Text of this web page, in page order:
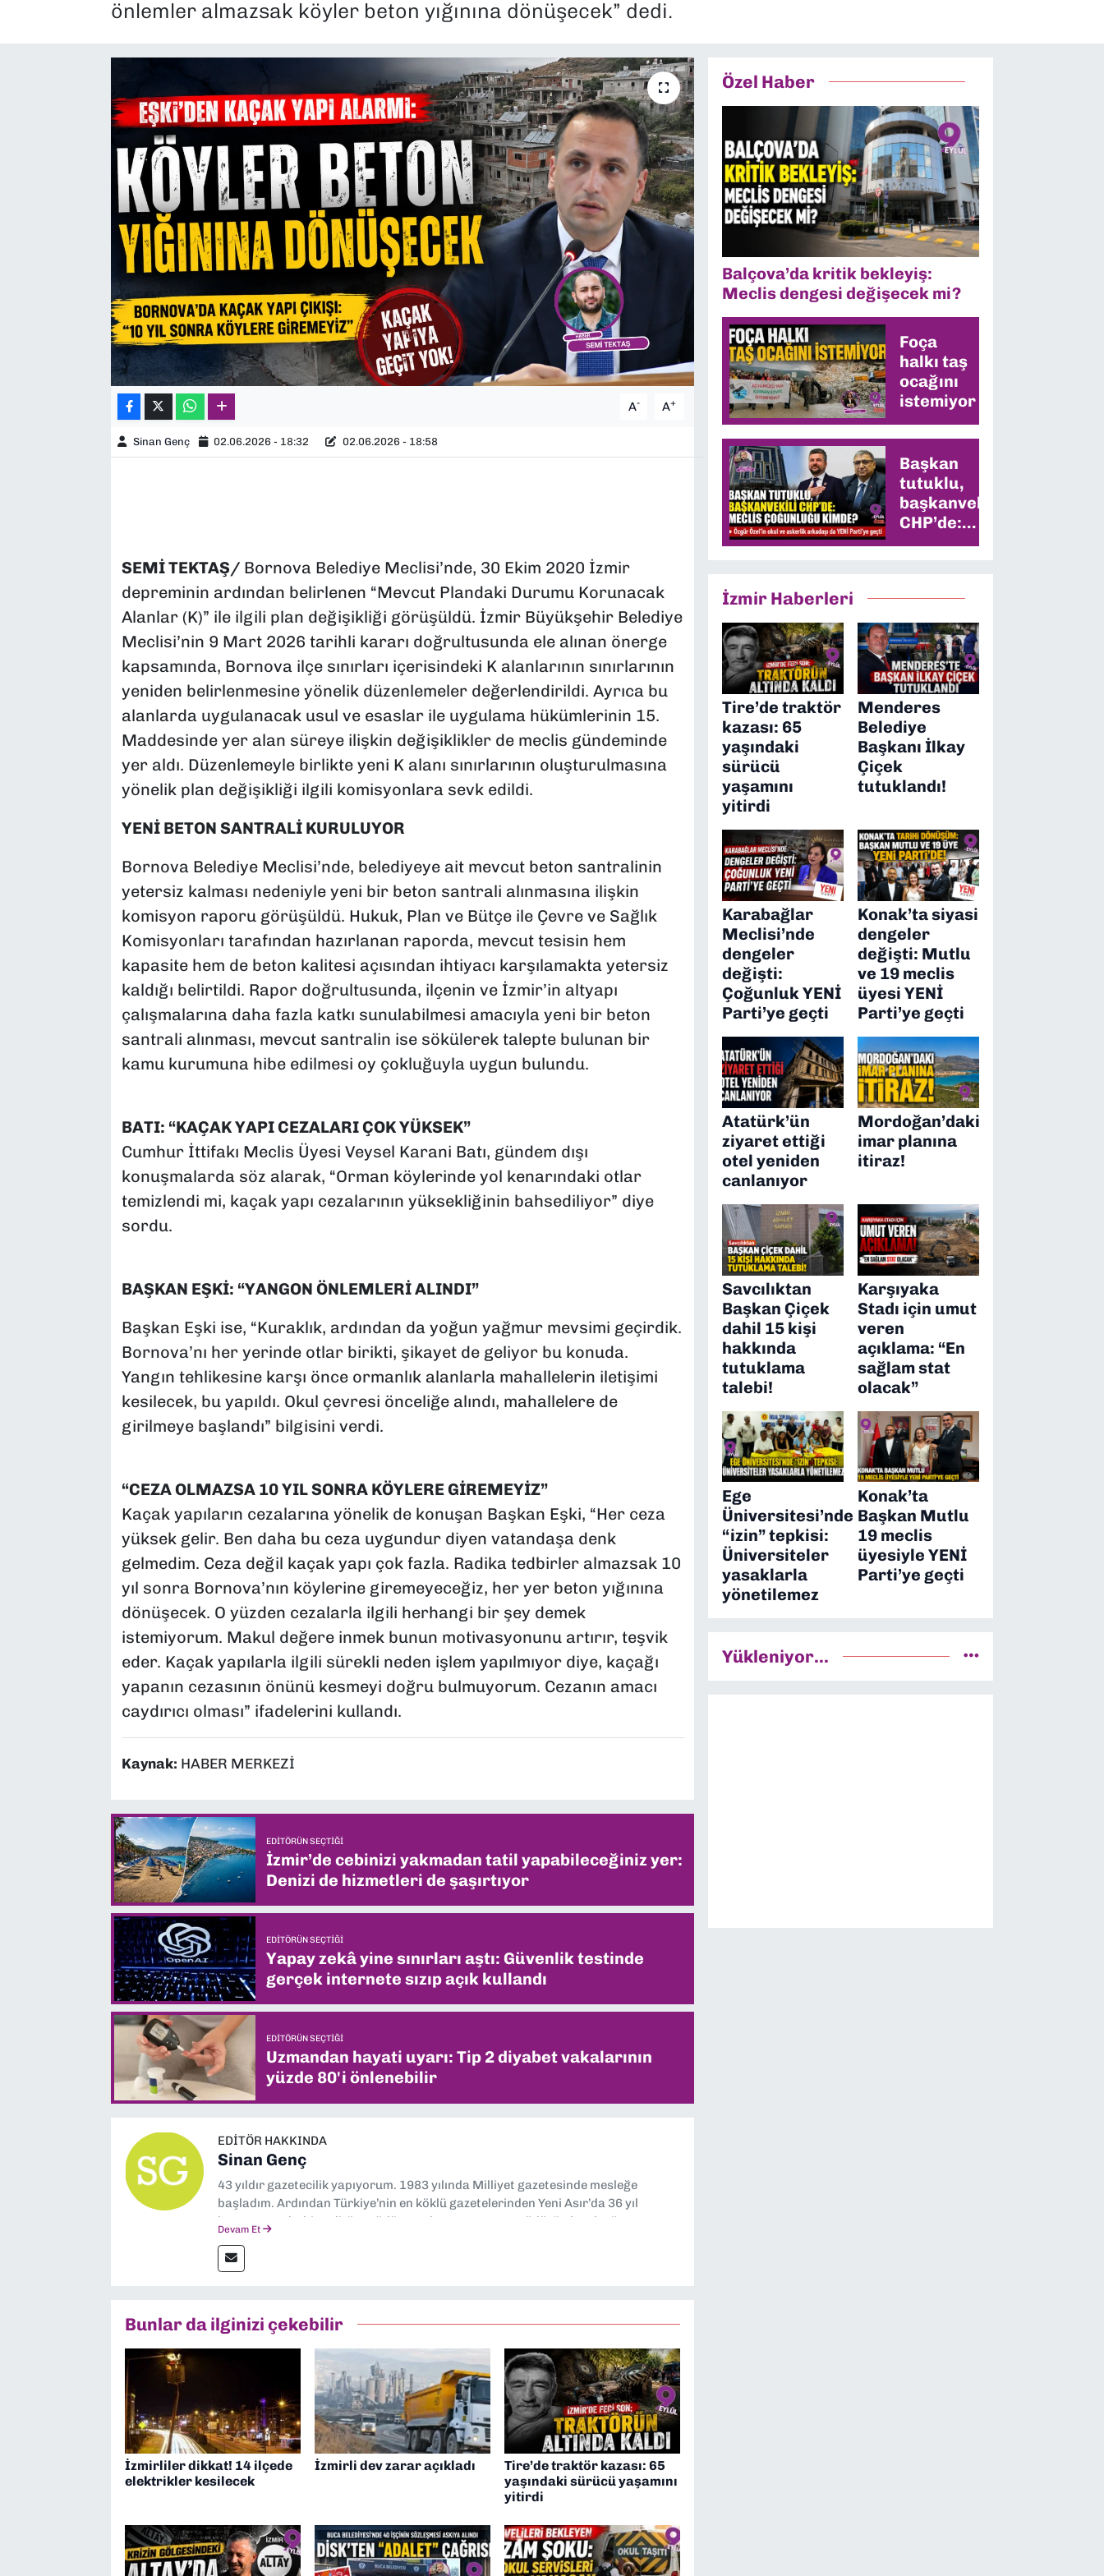
önlemler almazsak köyler beton yığınına dönüşecek” dedi.
A- A+
Sinan Genç 02.06.2026 - 18:32 02.06.2026 - 18:58
SEMİ TEKTAŞ/ Bornova Belediye Meclisi’nde, 30 Ekim 2020 İzmir
depreminin ardından belirlenen “Mevcut Plandaki Durumu Korunacak
Alanlar (K)” ile ilgili plan değişikliği görüşüldü. İzmir Büyükşehir Belediye
Meclisi’nin 9 Mart 2026 tarihli kararı doğrultusunda ele alınan önerge
kapsamında, Bornova ilçe sınırları içerisindeki K alanlarının sınırlarının
yeniden belirlenmesine yönelik düzenlemeler değerlendirildi. Ayrıca bu
alanlarda uygulanacak usul ve esaslar ile uygulama hükümlerinin 15.
Maddesinde yer alan süreye ilişkin değişiklikler de meclis gündeminde
yer aldı. Düzenlemeyle birlikte yeni K alanı sınırlarının oluşturulmasına
yönelik plan değişikliği ilgili komisyonlara sevk edildi.
YENİ BETON SANTRALİ KURULUYOR
Bornova Belediye Meclisi’nde, belediyeye ait mevcut beton santralinin
yetersiz kalması nedeniyle yeni bir beton santrali alınmasına ilişkin
komisyon raporu görüşüldü. Hukuk, Plan ve Bütçe ile Çevre ve Sağlık
Komisyonları tarafından hazırlanan raporda, mevcut tesisin hem
kapasite hem de beton kalitesi açısından ihtiyacı karşılamakta yetersiz
kaldığı belirtildi. Rapor doğrultusunda, ilçenin ve İzmir’in altyapı
çalışmalarına daha fazla katkı sunulabilmesi amacıyla yeni bir beton
santrali alınması, mevcut santralin ise sökülerek talepte bulunan bir
kamu kurumuna hibe edilmesi oy çokluğuyla uygun bulundu.
BATI: “KAÇAK YAPI CEZALARI ÇOK YÜKSEK”
Cumhur İttifakı Meclis Üyesi Veysel Karani Batı, gündem dışı
konuşmalarda söz alarak, “Orman köylerinde yol kenarındaki otlar
temizlendi mi, kaçak yapı cezalarının yüksekliğinin bahsediliyor” diye
sordu.
BAŞKAN EŞKİ: “YANGON ÖNLEMLERİ ALINDI”
Başkan Eşki ise, “Kuraklık, ardından da yoğun yağmur mevsimi geçirdik.
Bornova’nı her yerinde otlar birikti, şikayet de geliyor bu konuda.
Yangın tehlikesine karşı önce ormanlık alanlarla mahallelerin iletişimi
kesilecek, bu yapıldı. Okul çevresi önceliğe alındı, mahallelere de
girilmeye başlandı” bilgisini verdi.
“CEZA OLMAZSA 10 YIL SONRA KÖYLERE GİREMEYİZ”
Kaçak yapıların cezalarına yönelik de konuşan Başkan Eşki, “Her ceza
yüksek gelir. Ben daha bu ceza uygundur diyen vatandaşa denk
gelmedim. Ceza değil kaçak yapı çok fazla. Radika tedbirler almazsak 10
yıl sonra Bornova’nın köylerine giremeyeceğiz, her yer beton yığınına
dönüşecek. O yüzden cezalarla ilgili herhangi bir şey demek
istemiyorum. Makul değere inmek bunun motivasyonunu artırır, teşvik
eder. Kaçak yapılarla ilgili sürekli neden işlem yapılmıyor diye, kaçağı
yapanın cezasının önünü kesmeyi doğru bulmuyorum. Cezanın amacı
caydırıcı olması” ifadelerini kullandı.
Kaynak: HABER MERKEZİ
EDITÖRÜN SEÇTIĞI
İzmir’de cebinizi yakmadan tatil yapabileceğiniz yer:
Denizi de hizmetleri de şaşırtıyor
EDITÖRÜN SEÇTIĞI
Yapay zekâ yine sınırları aştı: Güvenlik testinde
gerçek internete sızıp açık kullandı
EDITÖRÜN SEÇTIĞI
Uzmandan hayati uyarı: Tip 2 diyabet vakalarının
yüzde 80'i önlenebilir
EDITÖR HAKKINDA
Sinan Genç
43 yıldır gazetecilik yapıyorum. 1983 yılında Milliyet gazetesinde mesleğe
başladım. Ardından Türkiye’nin en köklü gazetelerinden Yeni Asır’da 36 yıl
boyunca muhabir, editör, müdür yardımcısı ve spor müdürü olarak görev
anda Dokuz Eylül Gazetesi'nde editörlük yapıyorum
Devam Et
Bunlar da ilginizi çekebilir
İzmirliler dikkat! 14 ilçede
elektrikler kesilecek
İzmirli dev zarar açıkladı
Tire’de traktör kazası: 65
yaşındaki sürücü yaşamını
yitirdi
Özel Haber
Balçova’da kritik bekleyiş:
Meclis dengesi değişecek mi?
Foça
halkı taş
ocağını
istemiyor
Başkan
tutuklu,
başkanvekili
CHP’de:
Meclis
İzmir Haberleri
Tire’de traktör
kazası: 65
yaşındaki
sürücü
yaşamını
yitirdi
Menderes
Belediye
Başkanı İlkay
Çiçek
tutuklandı!
Karabağlar
Meclisi’nde
dengeler
değişti:
Çoğunluk YENİ
Parti’ye geçti
Konak’ta siyasi
dengeler
değişti: Mutlu
ve 19 meclis
üyesi YENİ
Parti’ye geçti
Atatürk’ün
ziyaret ettiği
otel yeniden
canlanıyor
Mordoğan’daki
imar planına
itiraz!
Savcılıktan
Başkan Çiçek
dahil 15 kişi
hakkında
tutuklama
talebi!
Karşıyaka
Stadı için umut
veren
açıklama: “En
sağlam stat
olacak”
Ege
Üniversitesi’nde
“izin” tepkisi:
Üniversiteler
yasaklarla
yönetilemez
Konak’ta
Başkan Mutlu
19 meclis
üyesiyle YENİ
Parti’ye geçti
Yükleniyor...
TEKNOLOJİ
YEREL YÖNETİMLER